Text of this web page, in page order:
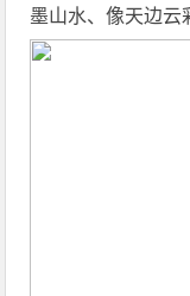
墨山水、像天边